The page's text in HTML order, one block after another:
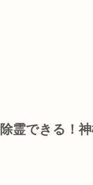
霊できる！